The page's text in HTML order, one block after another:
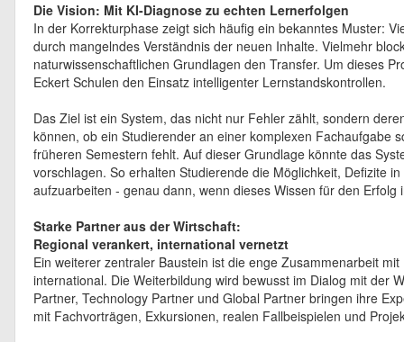
Die Vision: Mit KI-Diagnose zu echten Lernerfolgen
In der Korrekturphase zeigt sich häufig ein bekanntes Muster:
durch mangelndes Verständnis der neuen Inhalte. Vielmehr
naturwissenschaftlichen Grundlagen den Transfer. Um dieses
Eckert Schulen den Einsatz intelligenter Lernstandskontrollen.
Das Ziel ist ein System, das nicht nur Fehler zählt, sondern
können, ob ein Studierender an einer komplexen Fachaufgabe
früheren Semestern fehlt. Auf dieser Grundlage könnte das
vorschlagen. So erhalten Studierende die Möglichkeit, Defizite
aufzuarbeiten - genau dann, wenn dieses Wissen für den
Starke Partner aus der Wirtschaft:
Regional verankert, international vernetzt
Ein weiterer zentraler Baustein ist die enge Zusammenarbeit
international. Die Weiterbildung wird bewusst im Dialog mit der
Partner, Technology Partner und Global Partner bringen ihre
mit Fachvorträgen, Exkursionen, realen Fallbeispielen und